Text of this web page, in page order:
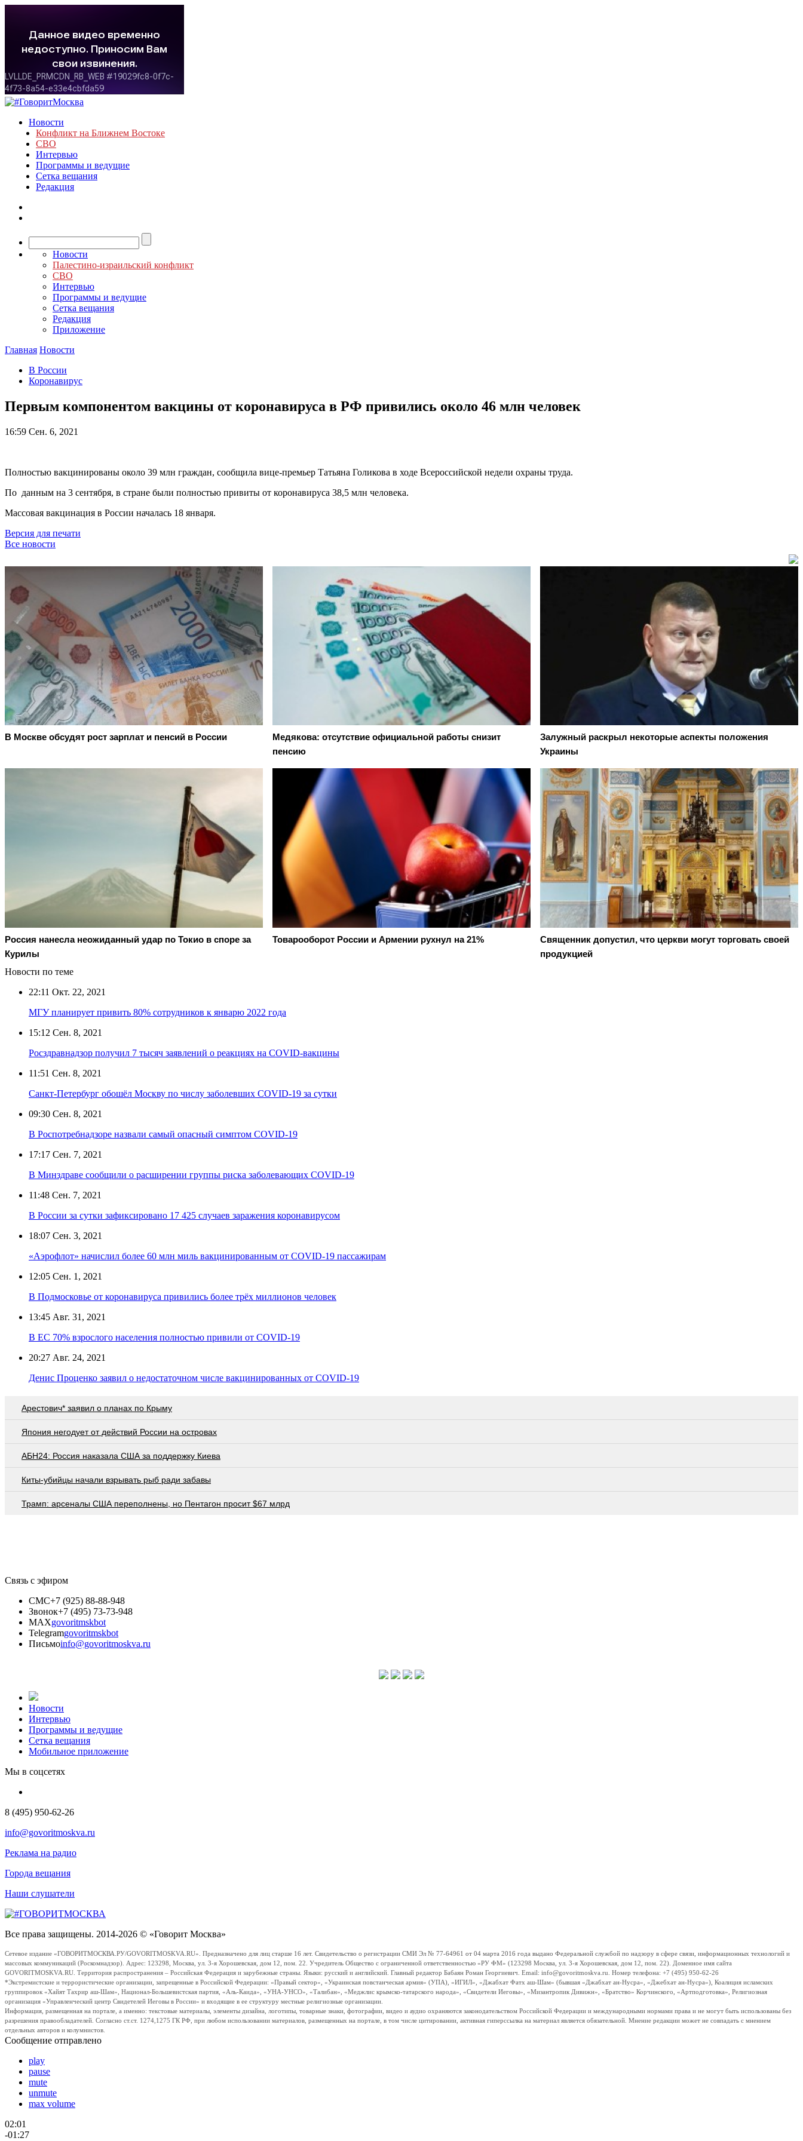
Новости
Конфликт на Ближнем Востоке
СВО
Интервью
Программы и ведущие
Сетка вещания
Редакция
Новости
Палестино-израильский конфликт
СВО
Интервью
Программы и ведущие
Сетка вещания
Редакция
Приложение
Главная Новости
В России
Коронавирус
Первым компонентом вакцины от коронавируса в РФ привились около 46 млн человек
16:59 Сен. 6, 2021
Полностью вакцинированы около 39 млн граждан, сообщила вице-премьер Татьяна Голикова в ходе Всероссийской недели охраны труда.
По данным на 3 сентября, в стране были полностью привиты от коронавируса 38,5 млн человека.
Массовая вакцинация в России началась 18 января.
Версия для печати
Все новости
В Москве обсудят рост зарплат и пенсий в России
Медякова: отсутствие официальной работы снизит
пенсию
Залужный раскрыл некоторые аспекты положения
Украины
Россия нанесла неожиданный удар по Токио в споре за
Курилы
Товарооборот России и Армении рухнул на 21%
Священник допустил, что церкви могут торговать своей
продукцией
Новости по теме
22:11 Окт. 22, 2021
МГУ планирует привить 80% сотрудников к январю 2022 года
15:12 Сен. 8, 2021
Росздравнадзор получил 7 тысяч заявлений о реакциях на COVID-вакцины
11:51 Сен. 8, 2021
Санкт-Петербург обошёл Москву по числу заболевших COVID-19 за сутки
09:30 Сен. 8, 2021
В Роспотребнадзоре назвали самый опасный симптом COVID-19
17:17 Сен. 7, 2021
В Минздраве сообщили о расширении группы риска заболевающих COVID-19
11:48 Сен. 7, 2021
В России за сутки зафиксировано 17 425 случаев заражения коронавирусом
18:07 Сен. 3, 2021
«Аэрофлот» начислил более 60 млн миль вакцинированным от COVID-19 пассажирам
12:05 Сен. 1, 2021
В Подмосковье от коронавируса привились более трёх миллионов человек
13:45 Авг. 31, 2021
В ЕС 70% взрослого населения полностью привили от COVID-19
20:27 Авг. 24, 2021
Денис Проценко заявил о недостаточном числе вакцинированных от COVID-19
Арестович* заявил о планах по Крыму
Япония негодует от действий России на островах
АБН24: Россия наказала США за поддержку Киева
Киты-убийцы начали взрывать рыб ради забавы
Трамп: арсеналы США переполнены, но Пентагон просит $67 млрд
Связь с эфиром
СМС+7 (925) 88-88-948
Звонок+7 (495) 73-73-948
MAXgovoritmskbot
Telegramgovoritmskbot
Письмоinfo@govoritmoskva.ru
Новости
Интервью
Программы и ведущие
Сетка вещания
Мобильное приложение
Мы в соцсетях
8 (495) 950-62-26
info@govoritmoskva.ru
Реклама на радио
Города вещания
Наши слушатели
Все права защищены. 2014-2026 © «Говорит Москва»
Сетевое издание «ГОВОРИТМОСКВА.РУ/GOVORITMOSKVA.RU». Предназначено для лиц старше 16 лет. Свидетельство о регистрации СМИ Эл № 77-64961 от 04 марта 2016 года выдано Федеральной службой по надзору в сфере связи, информационных технологий и
массовых коммуникаций (Роскомнадзор). Адрес: 123298, Москва, ул. 3-я Хорошевская, дом 12, пом. 22. Учредитель Общество с ограниченной ответственностью «РУ ФМ» (123298 Москва, ул. 3-я Хорошевская, дом 12, пом. 22). Доменное имя сайта
GOVORITMOSKVA.RU. Территория распространения – Российская Федерация и зарубежные страны. Языки: русский и английский. Главный редактор Бабаян Роман Георгиевич. Email: info@govoritmoskva.ru. Номер телефона: +7 (495) 950-62-26
*Экстремистские и террористические организации, запрещенные в Российской Федерации: «Правый сектор», «Украинская повстанческая армия» (УПА), «ИГИЛ», «Джабхат Фатх аш-Шам» (бывшая «Джабхат ан-Нусра», «Джебхат ан-Нусра»), Коалиция исламских
группировок «Хайят Тахрир аш-Шам», Национал-Большевистская партия, «Аль-Каида», «УНА-УНСО», «Талибан», «Меджлис крымско-татарского народа», «Свидетели Иеговы», «Мизантропик Дивижн», «Братство» Корчинского, «Артподготовка», Религиозная
организация «Управленческий центр Свидетелей Иеговы в России» и входящие в ее структуру местные религиозные организации.
Информация, размещенная на портале, а именно: текстовые материалы, элементы дизайна, логотипы, товарные знаки, фотографии, видео и аудио охраняются законодательством Российской Федерации и международными нормами права и не могут быть использованы без
разрешения правообладателей. Согласно ст.ст. 1274,1275 ГК РФ, при любом использовании материалов, размещенных на портале, в том числе цитировании, активная гиперссылка на материал является обязательной. Мнение редакции может не совпадать с мнением
отдельных авторов и колумнистов.
Сообщение отправлено
play
pause
mute
unmute
max volume
02:01
-01:27